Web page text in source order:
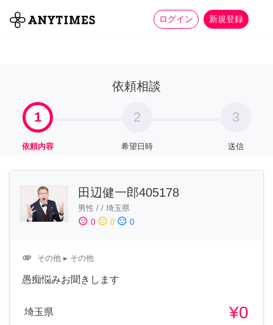
ログイン 新規登録
全て 家事 more_horiz
依頼相談
1
依頼内容
2
希望日時
3
送信
田辺健一郎405178
男性 / / 埼玉県
sentiment_satisfied 0 sentiment_neutral 0 sentiment_dissatisfied 0
attachment その他 ▸ その他
愚痴悩みお聞きします
埼玉県 ¥0